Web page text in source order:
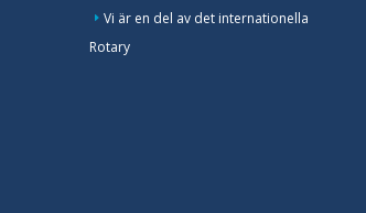
Vi är en del av det internationella
Rotary